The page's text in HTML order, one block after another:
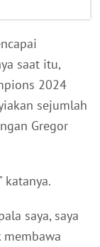
saat itu,
2024
sejumlah
Gregor
katanya.
saya, saya